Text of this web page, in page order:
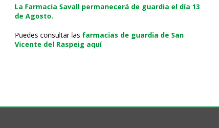
La Farmacia Savall permanecerá de guardia el día 13
de Agosto.
Puedes consultar las farmacias de guardia de San
Vicente del Raspeig aquí